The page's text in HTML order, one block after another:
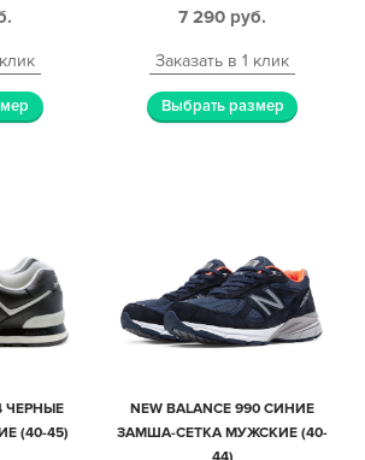
7 290 руб.
Заказать в 1 клик
Выбрать размер
ЧЕРНЫЕ
(40-45)
NEW BALANCE 990 СИНИЕ
ЗАМША-СЕТКА МУЖСКИЕ (40-